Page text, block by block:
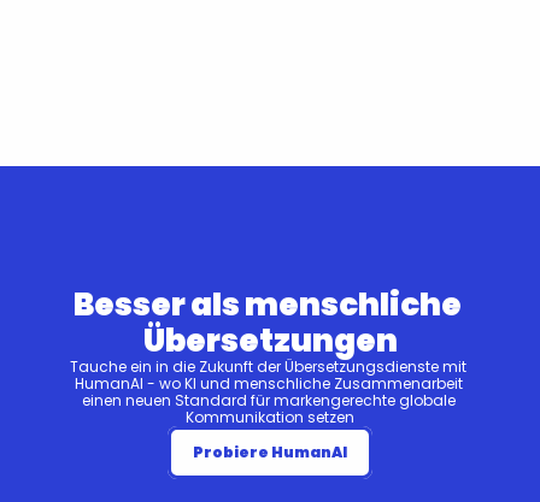
Besser als menschliche
Übersetzungen
Tauche ein in die Zukunft der Übersetzungsdienste mit
HumanAI - wo KI und menschliche Zusammenarbeit
einen neuen Standard für markengerechte globale
Kommunikation setzen
Probiere HumanAI